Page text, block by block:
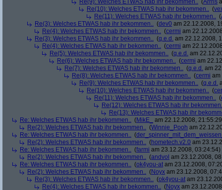
Re(9): Welches ETWAS hab ihr bekommen.. (Arrris
Re(10): Welches ETWAS hab ihr bekommen.. (
Re(11): Welches ETWAS hab ihr bekommen.. (
Re(3): Welches ETWAS hab ihr bekommen.. (dev0 am 22.12.2008,
Re(4): Welches ETWAS hab ihr bekommen.. (cermi am
Re(3): Welches ETWAS hab ihr bekommen.. (q.e.d. am 22.12.2008,
Re(4): Welches ETWAS hab ihr bekommen.. (cermi am
Re(5): Welches ETWAS hab ihr bekommen.. (q.e.d. am
Re(6): Welches ETWAS hab ihr bekommen.. (cermi am
Re(7): Welches ETWAS hab ihr bekommen.. (q.e.d. am
Re(8): Welches ETWAS hab ihr bekommen.. (cermi am
Re(9): Welches ETWAS hab ihr bekommen.. (q.e.d.
Re(10): Welches ETWAS hab ihr bekommen.. (
Re(11): Welches ETWAS hab ihr bekommen.. (
Re(12): Welches ETWAS hab ihr
Re(13): Welches ETWAS hab ihr
Re: Welches ETWAS hab ihr bekommen.. (MikE_
am 22.12.2008,
Re(2): Welches ETWAS hab ihr bekommen.. (Winnie_Pooh am
Re: Welches ETWAS hab ihr bekommen.. (
Re(2): Welches ETWAS hab ihr bekommen.. (hometech.v2.0 am
Re: Welches ETWAS hab ihr bekommen.. (farmi am 23.12.2008, 03:24:54)
Re(2): Welches ETWAS hab ihr bekommen.. (andvol am 23.12.2008,
Re: Welches ETWAS hab ihr bekommen.. (ok4you-at am 23.12.2008,
Re(2): Welches ETWAS hab ihr bekommen.. (Noyx am 23.12.2008,
Re(3): Welches ETWAS hab ihr bekommen.. (ok4you-at am
Re(4): Welches ETWAS hab ihr bekommen.. (Noyx am